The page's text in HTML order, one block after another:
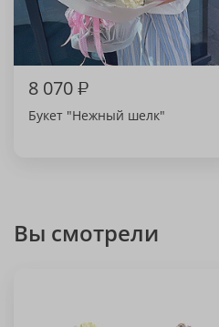
8 070₽
Букет "Нежный шелк"
Вы смотрели